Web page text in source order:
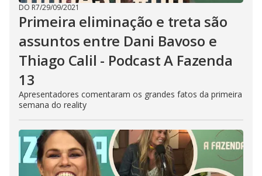
DO R7/29/09/2021
Primeira eliminação e treta são
assuntos entre Dani Bavoso e
Thiago Calil - Podcast A Fazenda
13
Apresentadores comentaram os grandes fatos da primeira
semana do reality